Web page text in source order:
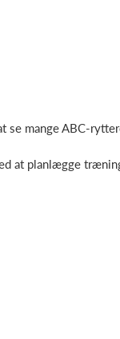
mange ABC-
at planlægge